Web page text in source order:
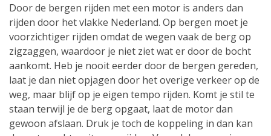
Door de bergen rijden met een motor is anders dan
rijden door het vlakke Nederland. Op bergen moet je
voorzichtiger rijden omdat de wegen vaak de berg op
zigzaggen, waardoor je niet ziet wat er door de bocht
aankomt. Heb je nooit eerder door de bergen gereden,
laat je dan niet opjagen door het overige verkeer op de
weg, maar blijf op je eigen tempo rijden. Komt je stil te
staan terwijl je de berg opgaat, laat de motor dan
gewoon afslaan. Druk je toch de koppeling in dan kan